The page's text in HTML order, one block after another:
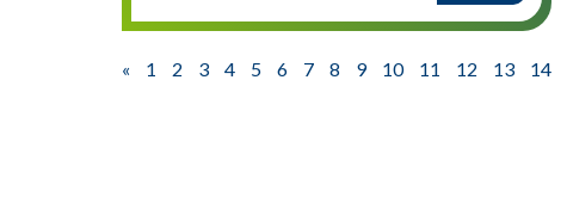
« 1 2 3 4 5 6 7 8 9 10 11 12 13 14